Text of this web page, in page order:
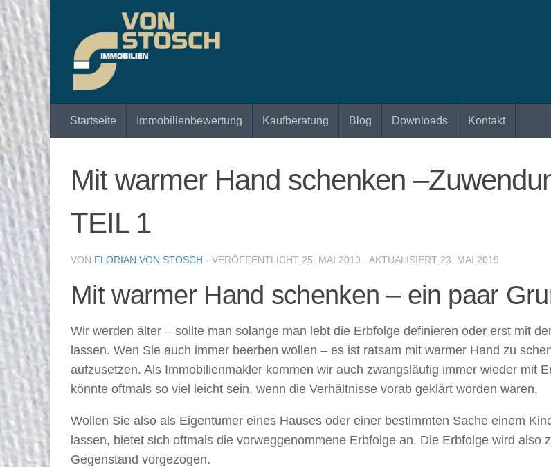
Zum Inhalt springen
Startseite Immobilienbewertung Kaufberatung Blog Downloads Kontakt
Mit warmer Hand schenken
TEIL 1
VON FLORIAN VON STOSCH · VERÖFFENTLICHT 25. MAI 2019 · AKTUALISIERT 23. MAI 2019
Mit warmer Hand schenken – ein paar
Wir werden älter – sollte man solange man lebt die Erbfolge definieren oder erst mit
lassen. Wen Sie auch immer beerben wollen – es ist ratsam mit warmer Hand zu
aufzusetzen. Als Immobilienmakler kommen wir auch zwangsläufig immer wieder mit
könnte oftmals so viel leicht sein, wenn die Verhältnisse vorab geklärt worden wären.
Wollen Sie also als Eigentümer eines Hauses oder einer bestimmten Sache einem
lassen, bietet sich oftmals die vorweggenommene Erbfolge an. Die Erbfolge wird also
Gegenstand vorgezogen.